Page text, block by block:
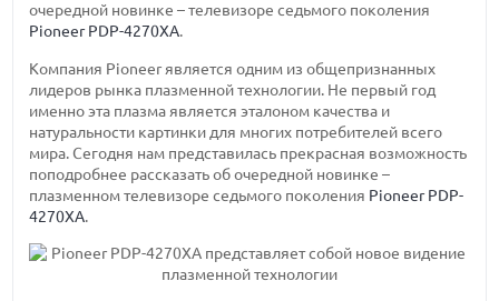
очередной новинке – телевизоре седьмого поколения
Pioneer PDP-4270XA.
Компания Pioneer является одним из общепризнанных
лидеров рынка плазменной технологии. Не первый год
именно эта плазма является эталоном качества и
натуральности картинки для многих потребителей всего
мира. Сегодня нам представилась прекрасная возможность
поподробнее рассказать об очередной новинке –
плазменном телевизоре седьмого поколения Pioneer PDP-
4270XA.